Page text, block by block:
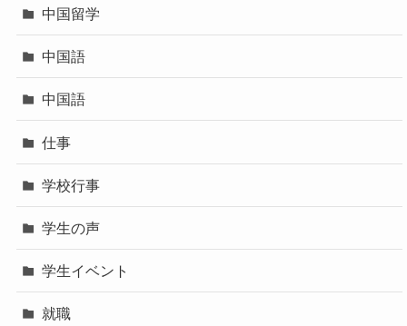
中国留学
中国語
中国語
仕事
学校行事
学生の声
学生イベント
就職